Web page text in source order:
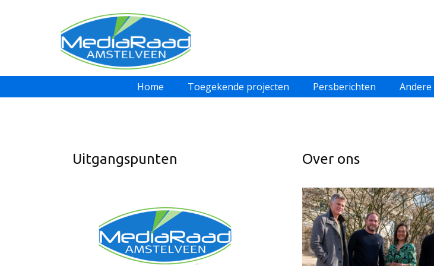
Home
Toegekende projecten Persberichten
Uitgangspunten Over ons